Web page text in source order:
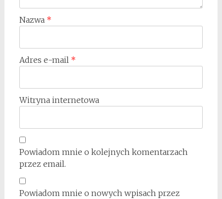
Nazwa *
Adres e-mail *
Witryna internetowa
Powiadom mnie o kolejnych komentarzach
przez email.
Powiadom mnie o nowych wpisach przez